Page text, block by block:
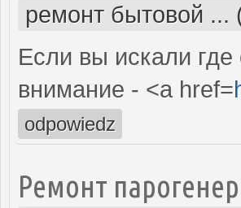
ремонт бытовой ...
Если вы искали где
внимание - <a href=
odpowiedz
Ремонт